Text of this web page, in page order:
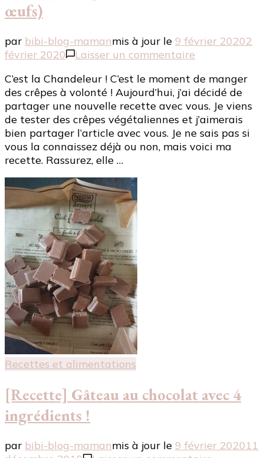
œufs)
par bibi-blog-mamanmis à jour le 9 février 20202
février 2020
Laisser un commentaire
Ma
recette
pour
faire
des
crêpes
C’est la Chandeleur ! C’est le moment de manger
des crêpes à volonté ! Aujourd’hui, j’ai décidé de
partager une nouvelle recette avec vous. Je viens
de tester des crêpes végétaliennes et j’aimerais
bien partager l’article avec vous. Je ne sais pas si
vous la connaissez déjà ou non, mais voici ma
recette. Rassurez, elle …
Recettes et alimentations
[Recette] Gâteau au chocolat avec 4
ingrédients !
par bibi-blog-mamanmis à jour le 9 février 202011